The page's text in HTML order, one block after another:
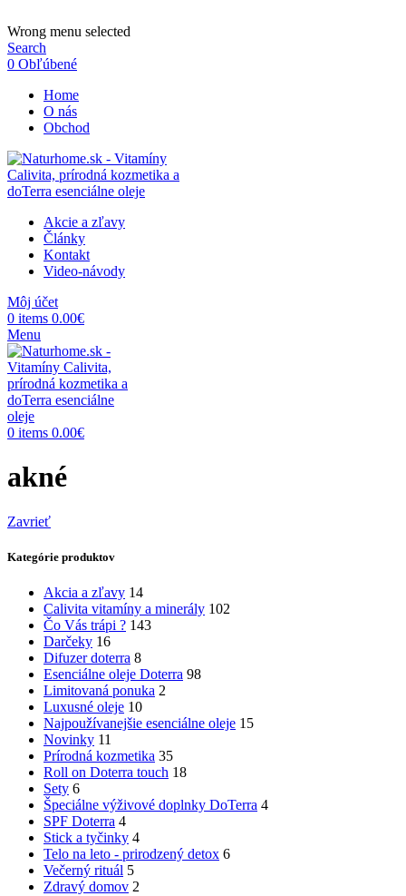
Wrong menu selected
Search
0 Obľúbené
Home
O nás
Obchod
Akcie a zľavy
Články
Kontakt
Video-návody
Môj účet
0 items 0.00€
Menu
0 items 0.00€
akné
Zavrieť
Kategórie produktov
Akcia a zľavy 14
Calivita vitamíny a minerály 102
Čo Vás trápi ? 143
Darčeky 16
Difuzer doterra 8
Esenciálne oleje Doterra 98
Limitovaná ponuka 2
Luxusné oleje 10
Najpoužívanejšie esenciálne oleje 15
Novinky 11
Prírodná kozmetika 35
Roll on Doterra touch 18
Sety 6
Špeciálne výživové doplnky DoTerra 4
SPF Doterra 4
Stick a tyčinky 4
Telo na leto - prirodzený detox 6
Večerný rituál 5
Zdravý domov 2